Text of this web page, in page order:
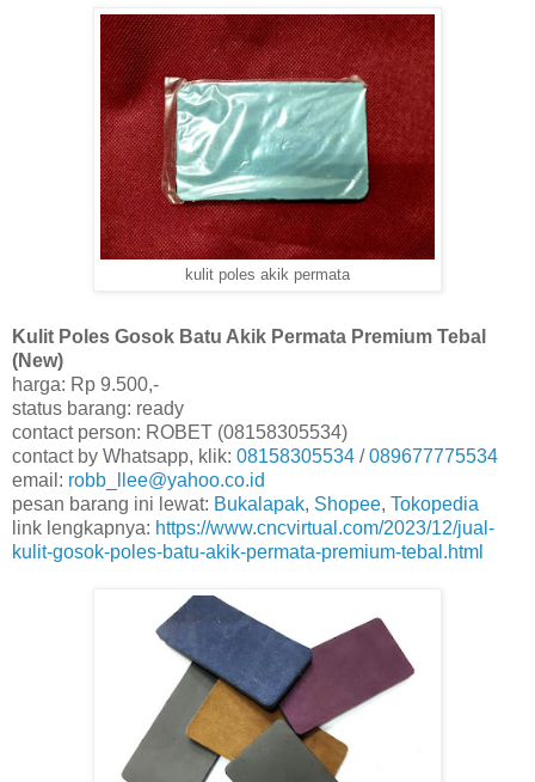
kulit poles akik permata
Kulit Poles Gosok Batu Akik Permata Premium Tebal
(New)
harga: Rp 9.500,-
status barang: ready
contact person: ROBET (08158305534)
contact by Whatsapp, klik: 08158305534 /089677775534
email: robb_llee@yahoo.co.id
pesan barang ini lewat: Bukalapak, Shopee, Tokopedia
link lengkapnya: https://www.cncvirtual.com/2023/12/jual-
kulit-gosok-poles-batu-akik-permata-premium-tebal.html